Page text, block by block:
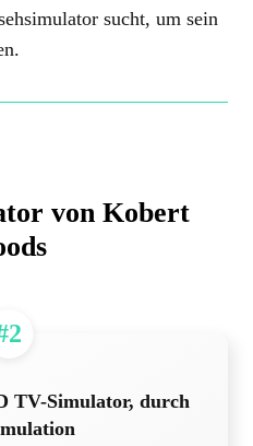
sucht, um sein
von Kobert
TV-Simulator, durch